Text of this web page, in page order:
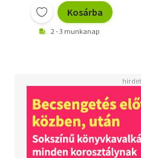
Kosárba
2 - 3 munkanap